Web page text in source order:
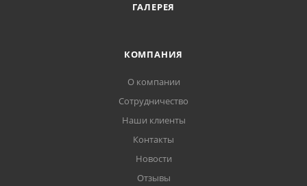
ГАЛЕРЕЯ
КОМПАНИЯ
О компании
Сотрудничество
Наши клиенты
Контакты
Новости
Отзывы